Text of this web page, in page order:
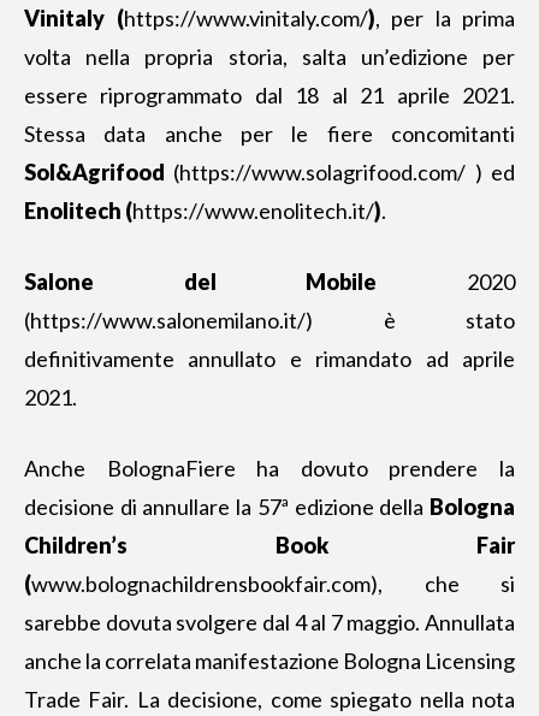
Vinitaly (https://www.vinitaly.com/), per la prima
volta nella propria storia, salta un’edizione per
essere riprogrammato dal 18 al 21 aprile 2021.
Stessa data anche per le fiere concomitanti
Sol&Agrifood (https://www.solagrifood.com/ ) ed
Enolitech (https://www.enolitech.it/).
Salone del Mobile 2020
(https://www.salonemilano.it/) è stato
definitivamente annullato e rimandato ad aprile
2021.
Anche BolognaFiere ha dovuto prendere la
decisione di annullare la 57ª edizione della Bologna
Children’s Book Fair
(www.bolognachildrensbookfair.com), che si
sarebbe dovuta svolgere dal 4 al 7 maggio. Annullata
anche la correlata manifestazione Bologna Licensing
Trade Fair. La decisione, come spiegato nella nota